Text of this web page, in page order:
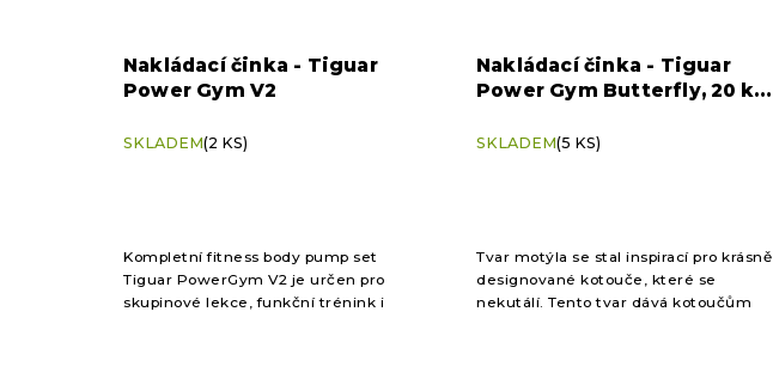
Nakládací činka - Tiguar
Power Gym V2
SKLADEM(2 KS)
Kompletní fitness body pump set
Tiguar PowerGym V2 je určen pro
skupinové lekce, funkční trénink i
Nakládací činka - Tiguar
Power Gym Butterfly, 20 kg
SKLADEM(5 KS)
Tvar motýla se stal inspirací pro krásně
designované kotouče, které se
nekutálí. Tento tvar dává kotoučům